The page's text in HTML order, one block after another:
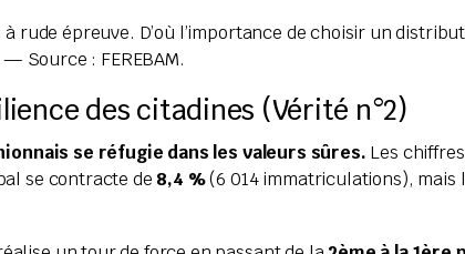
rude épreuve. D’où l’importance de choisir un
Source : FEREBAM.
des citadines (Vérité n°2)
se réfugie dans les valeurs sûres. Les
se contracte de 8,4 %(6 014 immatriculations),